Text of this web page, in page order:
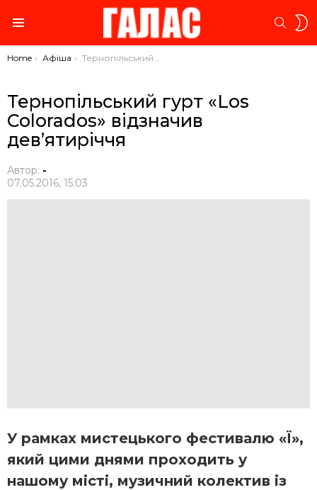
You are here:
Home Афіша Тернопільський гурт «Los Colorados» відзначив дев’ятиріччя
Тернопільський гурт «Los
Colorados» відзначив
дев’ятиріччя
Автор: -
07.05.2016, 15:03
У рамках мистецького фестивалю «Ї»,
який цими днями проходить у
нашому місті, музичний колектив із